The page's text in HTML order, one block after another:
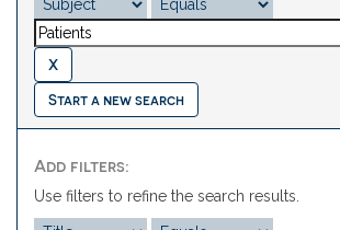
Start a new search
Add filters:
Use filters to refine the search results.